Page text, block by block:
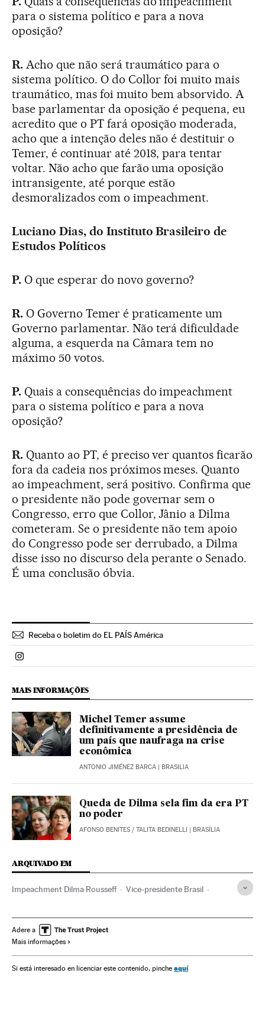
para o sistema político e para a nova
oposição?
R.Acho que não será traumático para o
sistema político. O do Collor foi muito mais
traumático, mas foi muito bem absorvido. A
base parlamentar da oposição é pequena, eu
acredito que o PT fará oposição moderada,
acho que a intenção deles não é destituir o
Temer, é continuar até 2018, para tentar
voltar. Não acho que farão uma oposição
intransigente, até porque estão
desmoralizados com o impeachment.
Luciano Dias, do Instituto Brasileiro de
Estudos Políticos
P.O que esperar do novo governo?
R.O Governo Temer é praticamente um
Governo parlamentar. Não terá dificuldade
alguma, a esquerda na Câmara tem no
máximo 50 votos.
P.Quais a consequências do impeachment
para o sistema político e para a nova
oposição?
R.Quanto ao PT, é preciso ver quantos ficarão
fora da cadeia nos próximos meses. Quanto
ao impeachment, será positivo. Confirma que
o presidente não pode governar sem o
Congresso, erro que Collor, Jânio a Dilma
cometeram. Se o presidente não tem apoio
do Congresso pode ser derrubado, a Dilma
disse isso no discurso dela perante o Senado.
É uma conclusão óbvia.
Receba o boletim do EL PAÍS América
Politica El País Brasil en Instagram
MAIS INFORMAÇÕES
Michel Temer assume
definitivamente a presidência de
um país que naufraga na crise
econômica
ANTONIO JIMÉNEZ BARCA | BRASILIA
Queda de Dilma sela fim da era PT
no poder
AFONSO BENITES / TALITA BEDINELLI | BRASÍLIA
ARQUIVADO EM
Impeachment Dilma Rousseff Vice-presidente Brasil
Câmara Deputados Impeachment
Partido dos Trabalhadores
Presidente Brasil Parlamentarismo Congresso Nacional
Adere a
Mais informações
Si está interesado en licenciar este contenido, pinche aquí